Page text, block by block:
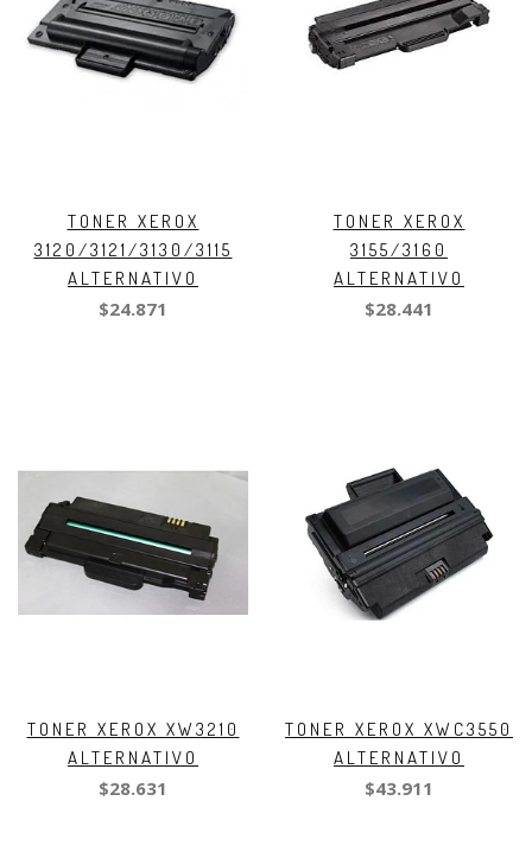
TONER XEROX
3120/3121/3130/3115
ALTERNATIVO
$24.871
TONER XEROX
3155/3160
ALTERNATIVO
$28.441
TONER XEROX XW3210
ALTERNATIVO
$28.631
TONER XEROX XWC3550
ALTERNATIVO
$43.911